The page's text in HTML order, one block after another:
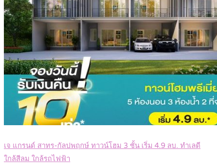
เจ แกรนด์ สาทร-กัลปพฤกษ์ ทาวน์โฮม 3 ชั้น เริ่ม 4.9 ลบ. ทำเลดี
ใกล้สีลม ใกล้รถไฟฟ้า